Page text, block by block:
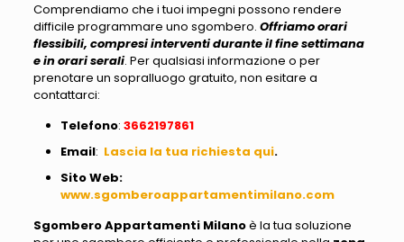
Comprendiamo che i tuoi impegni possono rendere
difficile programmare uno sgombero. Offriamo orari
flessibili, compresi interventi durante il fine settimana
e in orari serali. Per qualsiasi informazione o per
prenotare un sopralluogo gratuito, non esitare a
contattarci:
Telefono: 3662197861
Email: Lascia la tua richiesta qui.
Sito Web:
www.sgomberoappartamentimilano.com
Sgombero Appartamenti Milanoè la tua soluzione